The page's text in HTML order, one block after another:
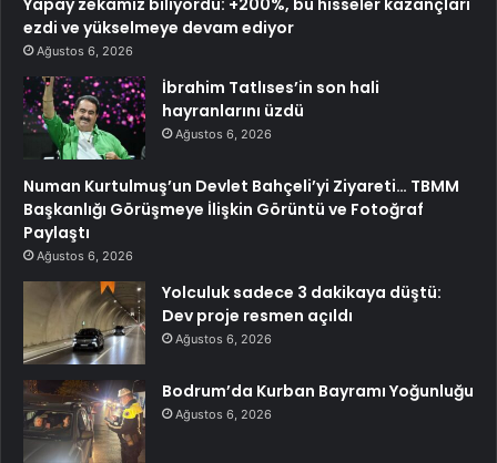
Yapay zekamız biliyordu: +200%, bu hisseler kazançları
ezdi ve yükselmeye devam ediyor
Ağustos 6, 2026
İbrahim Tatlıses’in son hali
hayranlarını üzdü
Ağustos 6, 2026
Numan Kurtulmuş’un Devlet Bahçeli’yi Ziyareti… TBMM
Başkanlığı Görüşmeye İlişkin Görüntü ve Fotoğraf
Paylaştı
Ağustos 6, 2026
Yolculuk sadece 3 dakikaya düştü:
Dev proje resmen açıldı
Ağustos 6, 2026
Bodrum’da Kurban Bayramı Yoğunluğu
Ağustos 6, 2026